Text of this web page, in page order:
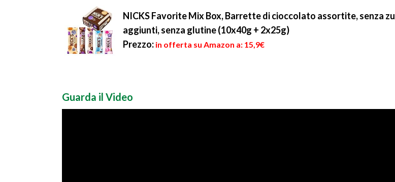
NICKS Favorite Mix Box, Barrette di cioccolato assortite, senza
aggiunti, senza glutine (10x40g + 2x25g)
Prezzo: in offerta su Amazon a: 15,9€
Guarda il Video